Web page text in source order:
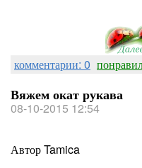
комментарии: 0
Вяжем окат рукава
08-10-2015 12:54
Автор Tamica